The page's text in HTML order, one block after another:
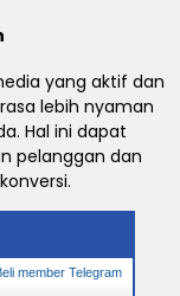
yang aktif dan
lebih nyaman
Hal ini dapat
pelanggan dan
member Telegram